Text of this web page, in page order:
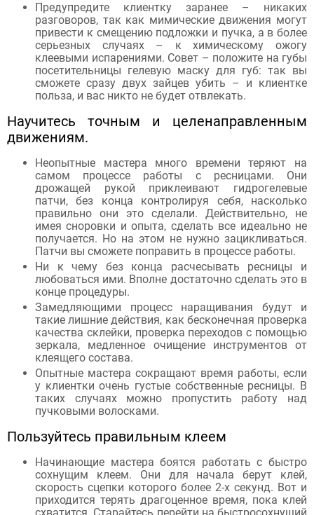
Предупредите клиентку заранее – никаких
разговоров, так как мимические движения могут
привести к смещению подложки и пучка, а в более
серьезных случаях – к химическому ожогу
клеевыми испарениями. Совет – положите на губы
посетительницы гелевую маску для губ: так вы
сможете сразу двух зайцев убить – и клиентке
польза, и вас никто не будет отвлекать.
Научитесь точным и целенаправленным
движениям.
Неопытные мастера много времени теряют на
самом процессе работы с ресницами. Они
дрожащей рукой приклеивают гидрогелевые
патчи, без конца контролируя себя, насколько
правильно они это сделали. Действительно, не
имея сноровки и опыта, сделать все идеально не
получается. Но на этом не нужно зацикливаться.
Патчи вы сможете поправить в процессе работы.
Ни к чему без конца расчесывать ресницы и
любоваться ими. Вполне достаточно сделать это в
конце процедуры.
Замедляющими процесс наращивания будут и
такие лишние действия, как бесконечная проверка
качества склейки, проверка переходов с помощью
зеркала, медленное очищение инструментов от
клеящего состава.
Опытные мастера сокращают время работы, если
у клиентки очень густые собственные ресницы. В
таких случаях можно пропустить работу над
пучковыми волосками.
Пользуйтесь правильным клеем
Начинающие мастера боятся работать с быстро
сохнущим клеем. Они для начала берут клей,
скорость сцепки которого более 2-х секунд. Вот и
приходится терять драгоценное время, пока клей